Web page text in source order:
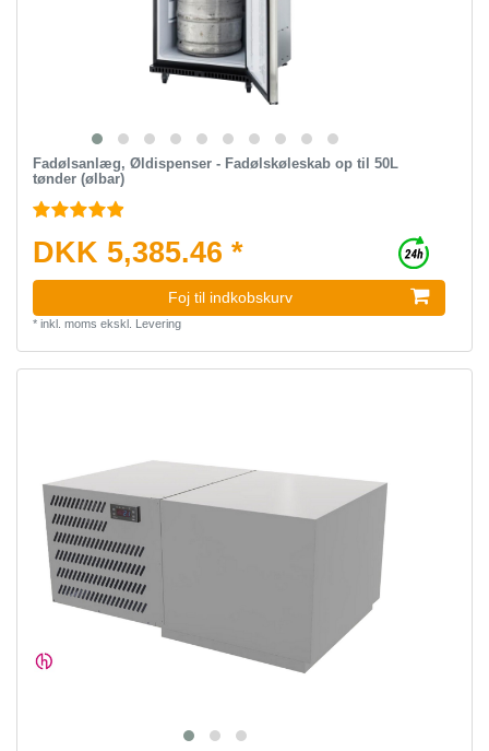
Fadølsanlæg, Øldispenser - Fadølskøleskab op til 50L
tønder (ølbar)
DKK 5,385.46 *
Foj til indkobskurv
* inkl. moms ekskl. Levering